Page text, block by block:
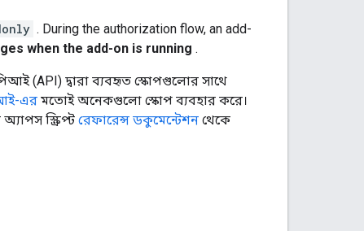
. During the authorization flow, an add-
when the add-on is running .
(API) দ্বারা ব্যবহৃত স্কোপগুলোর সাথে
এর মতোই অনেকগুলো স্কোপ ব্যবহার করে।
স্ক্রিপ্ট রেফারেন্স ডকুমেন্টেশন থেকে